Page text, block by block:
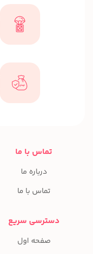
تماس با ما
درباره ما
تماس با ما
دسترسی سریع
صفحه اول